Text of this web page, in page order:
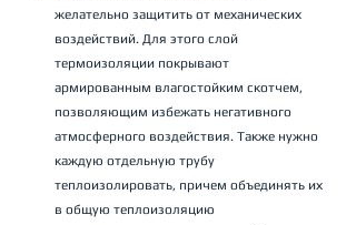
желательно защитить от механических
воздействий. Для этого слой
термоизоляции покрывают
армированным влагостойким скотчем,
позволяющим избежать негативного
атмосферного воздействия. Также нужно
каждую отдельную трубу
теплоизолировать, причем объединять их
в общую теплоизоляцию